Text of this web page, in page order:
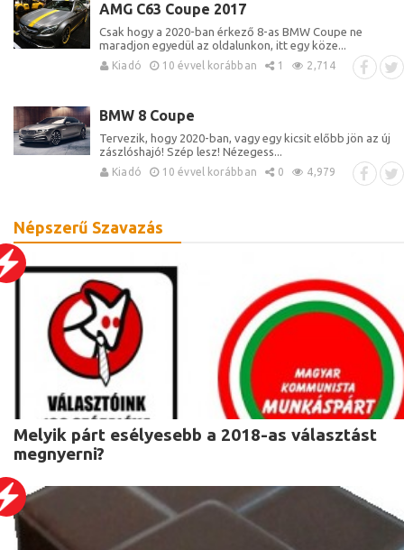
AMG C63 Coupe 2017
Csak hogy a 2020-ban érkező 8-as BMW Coupe ne
maradjon egyedül az oldalunkon, itt egy köze...
Kiadó 10 évvel korábban 1 2,714
BMW 8 Coupe
Tervezik, hogy 2020-ban, vagy egy kicsit előbb jön az új
zászlóshajó! Szép lesz! Nézegess...
Kiadó 10 évvel korábban 0 4,979
Népszerű Szavazás
Melyik párt esélyesebb a 2018-as választást
megnyerni?